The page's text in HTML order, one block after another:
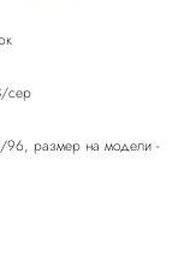
сер
96, размер на модели -